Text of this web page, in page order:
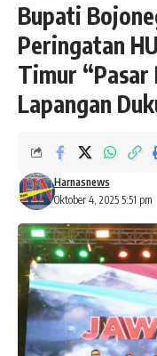
Bupati
Peringatan
Timur “Pasar
Lapangan
Oktober 4, 2025 5:51 pm
Harnasnews